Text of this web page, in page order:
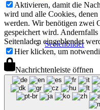
Seelenbilder
Aktivieren, damit die
wird und alle Cookies,
werden. Wir benötigen zwei
gespeichert wird.
Seitenladen eingeblendet
Hier klicken, um
Nachrichtenleiste öffnen